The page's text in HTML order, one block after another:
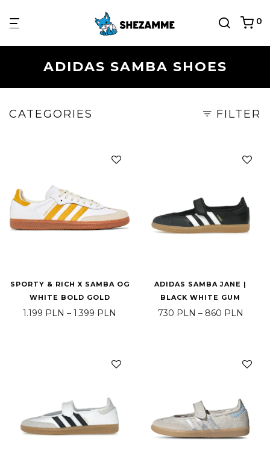
0
ADIDAS SAMBA SHOES
CATEGORIES FILTER
SPORTY & RICH X SAMBA OG
WHITE BOLD GOLD
1.199 PLN – 1.399 PLN Price range: 1.199 PLN through
ADIDAS SAMBA JANE |
BLACK WHITE GUM
730 PLN – 860 PLN